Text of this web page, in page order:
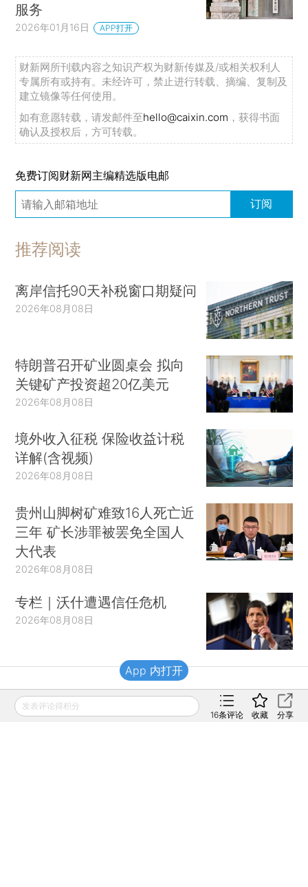
服务
2026年01月16日 APP打开
财新网所刊载内容之知识产权为财新传媒及/或相关权利人
专属所有或持有。未经许可，禁止进行转载、摘编、复制及
建立镜像等任何使用。
如有意愿转载，请发邮件至hello@caixin.com ，获得书面
确认及授权后，方可转载。
免费订阅财新网主编精选版电邮
订阅
推荐阅读
离岸信托90天补税窗口期疑问
2026年08月08日
特朗普召开矿业圆桌会 拟向
关键矿产投资超20亿美元
2026年08月08日
境外收入征税 保险收益计税
详解(含视频)
2026年08月08日
贵州山脚树矿难致16人死亡近
三年 矿长涉罪被罢免全国人
大代表
2026年08月08日
专栏｜沃什遭遇信任危机
2026年08月08日
财新移动
发表评论得积分
16条评论 收藏 分享
App 内打开